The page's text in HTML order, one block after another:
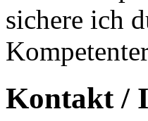
sichere ich
Kontakt /